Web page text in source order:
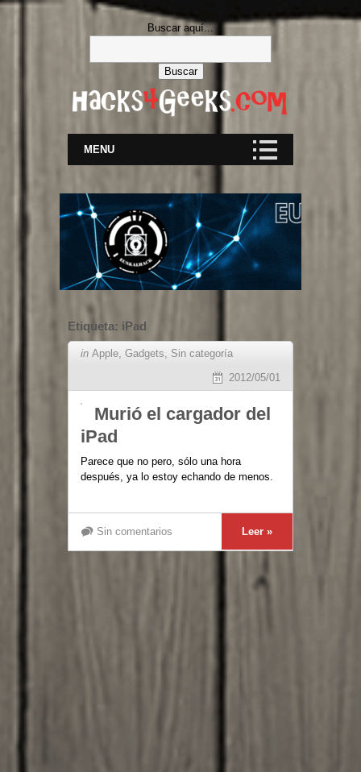
Buscar aquí...
MENU
Etiqueta: iPad
in Apple, Gadgets, Sin categoría
2012/05/01
Murió el cargador del
iPad
Parece que no pero, sólo una hora
después, ya lo estoy echando de menos.
Sin comentarios Leer »